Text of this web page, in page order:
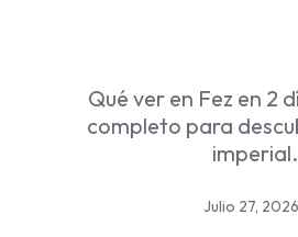
Qué ver en Fez en 2
completo para
imperial.
Julio 27, 2026